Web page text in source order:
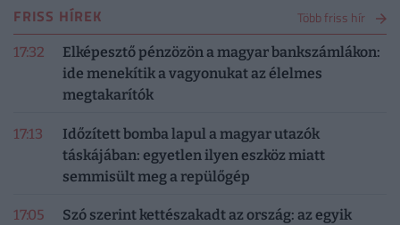
FRISS HÍREK Több friss hír
17:32
Elképesztő pénzözön a magyar bankszámlákon:
ide menekítik a vagyonukat az élelmes
megtakarítók
17:13
Időzített bomba lapul a magyar utazók
táskájában: egyetlen ilyen eszköz miatt
semmisült meg a repülőgép
17:05
Szó szerint kettészakadt az ország: az egyik